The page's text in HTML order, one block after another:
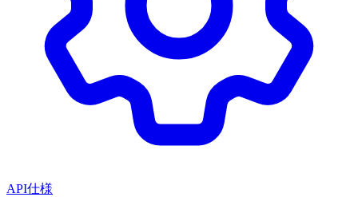
API仕様